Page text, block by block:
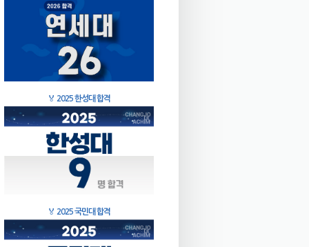
🏅 2025 한성대 합격
🏅 2025 국민대 합격